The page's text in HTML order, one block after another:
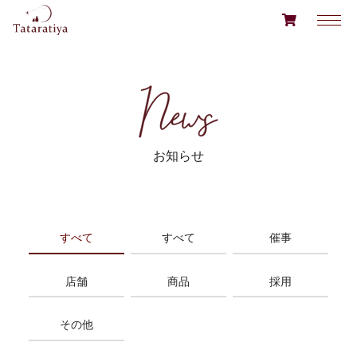
お知らせ
すべて すべて 催事
店舗 商品 採用
その他